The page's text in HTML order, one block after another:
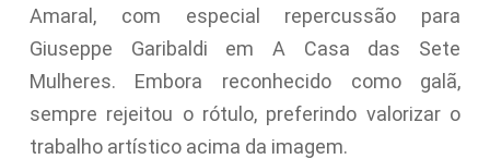
Amaral, com especial repercussão para
Giuseppe Garibaldi em A Casa das Sete
Mulheres. Embora reconhecido como galã,
sempre rejeitou o rótulo, preferindo valorizar o
trabalho artístico acima da imagem.